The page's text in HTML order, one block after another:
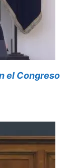
el Congreso